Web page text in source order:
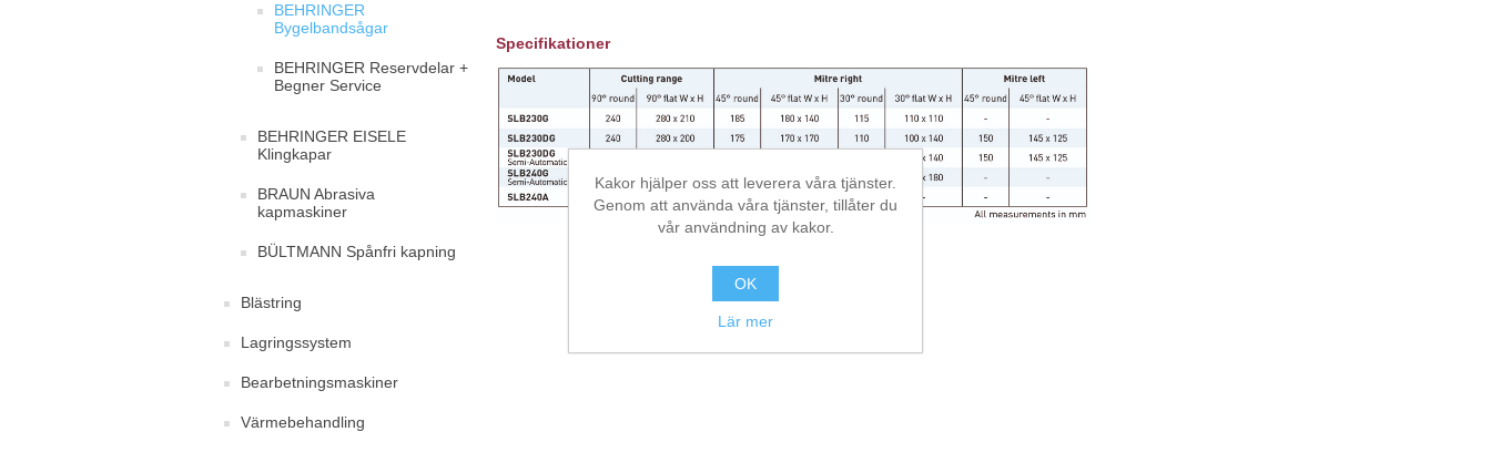
BEHRINGER
Bygelbandsågar
BEHRINGER Reservdelar +
Begner Service
BEHRINGER EISELE
Klingkapar
BRAUN Abrasiva
kapmaskiner
BÜLTMANN Spånfri kapning
Blästring
Lagringssystem
Bearbetningsmaskiner
Värmebehandling
Specifikationer
Kakor hjälper oss att leverera våra tjänster.
Genom att använda våra tjänster, tillåter du
vår användning av kakor.
OK
Lär mer